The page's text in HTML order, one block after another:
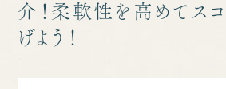
介！柔軟性を高めてス
げよう！